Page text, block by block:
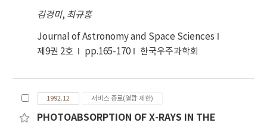
김경미, 최규홍
Journal of Astronomy and Space Sciences
제9권 2호
pp.165-170 한국우주과학회
1992.12 서비스 종료(열람 제한)
PHOTOABSORPTION OF X-RAYS IN THE